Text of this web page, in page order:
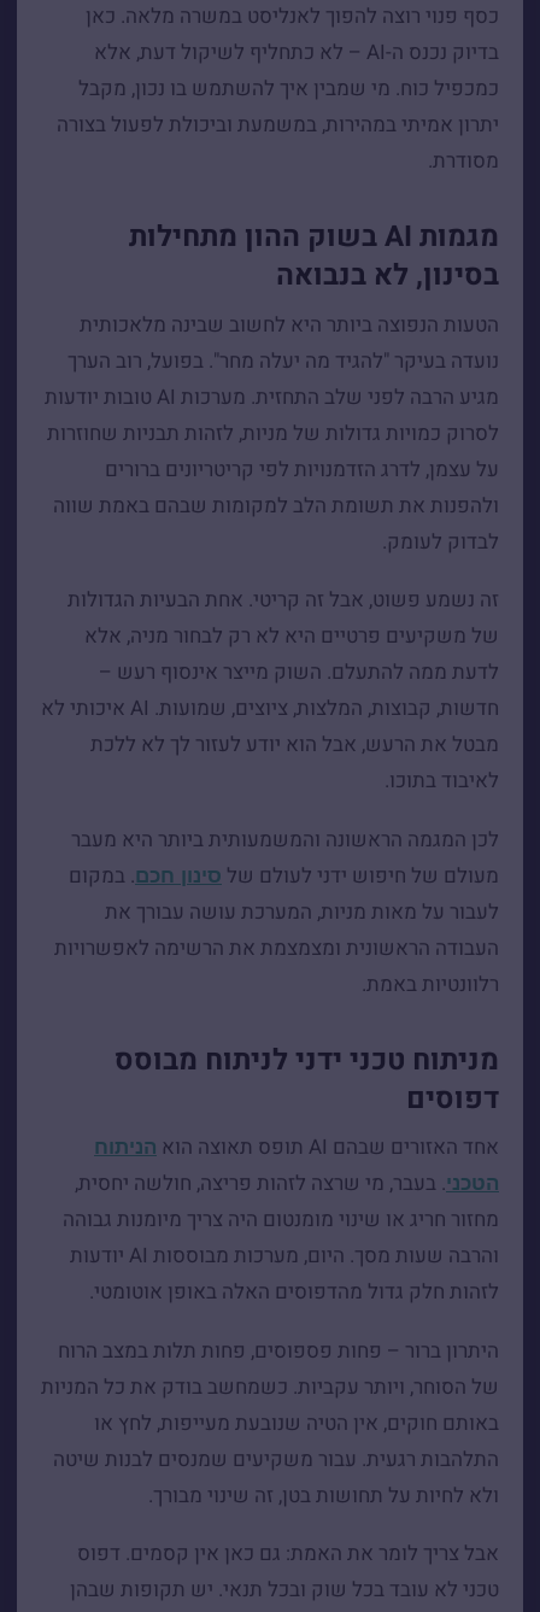
כסף פנוי רוצה להפוך לאנליסט במשרה מלאה. כאן
בדיוק נכנס ה-AI – לא כתחליף לשיקול דעת, אלא
כמכפיל כוח. מי שמבין איך להשתמש בו נכון, מקבל
יתרון אמיתי במהירות, במשמעת וביכולת לפעול בצורה
מסודרת.
מגמות AI בשוק ההון מתחילות
בסינון, לא בנבואה
הטעות הנפוצה ביותר היא לחשוב שבינה מלאכותית
נועדה בעיקר "להגיד מה יעלה מחר". בפועל, רוב הערך
מגיע הרבה לפני שלב התחזית. מערכות AI טובות יודעות
לסרוק כמויות גדולות של מניות, לזהות תבניות שחוזרות
על עצמן, לדרג הזדמנויות לפי קריטריונים ברורים
ולהפנות את תשומת הלב למקומות שבהם באמת שווה
לבדוק לעומק.
זה נשמע פשוט, אבל זה קריטי. אחת הבעיות הגדולות
של משקיעים פרטיים היא לא רק לבחור מניה, אלא
לדעת ממה להתעלם. השוק מייצר אינסוף רעש –
חדשות, קבוצות, המלצות, ציוצים, שמועות. AI איכותי לא
מבטל את הרעש, אבל הוא יודע לעזור לך לא ללכת
לאיבוד בתוכו.
לכן המגמה הראשונה והמשמעותית ביותר היא מעבר
מעולם של חיפוש ידני לעולם של סינון חכם. במקום
לעבור על מאות מניות, המערכת עושה עבורך את
העבודה הראשונית ומצמצמת את הרשימה לאפשרויות
רלוונטיות באמת.
מניתוח טכני ידני לניתוח מבוסס
דפוסים
אחד האזורים שבהם AI תופס תאוצה הוא
הניתוח
הטכני. בעבר, מי שרצה לזהות פריצה, חולשה יחסית,
מחזור חריג או שינוי מומנטום היה צריך מיומנות גבוהה
והרבה שעות מסך. היום, מערכות מבוססות AI יודעות
לזהות חלק גדול מהדפוסים האלה באופן אוטומטי.
היתרון ברור – פחות פספוסים, פחות תלות במצב הרוח
של הסוחר, ויותר עקביות. כשמחשב בודק את כל המניות
באותם חוקים, אין הטיה שנובעת מעייפות, לחץ או
התלהבות רגעית. עבור משקיעים שמנסים לבנות שיטה
ולא לחיות על תחושות בטן, זה שינוי מבורך.
אבל צריך לומר את האמת: גם כאן אין קסמים. דפוס
טכני לא עובד בכל שוק ובכל תנאי. יש תקופות שבהן